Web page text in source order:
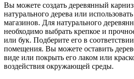
Вы можете создать деревянный
натурального дерева или
магазинов. Для натурального
необходимо выбрать крепкое и
или бук. Подберите его в
помещения. Вы можете оставить
виде или покрыть его лаком или
воздействия окружающей среды.